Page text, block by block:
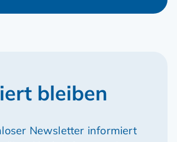
bleiben
Newsletter informiert